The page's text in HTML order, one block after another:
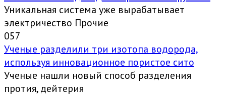
Уникальная система уже вырабатывает
электричество Прочие
057
Ученые разделили три изотопа водорода,
используя инновационное пористое сито
Ученые нашли новый способ разделения
протия, дейтерия